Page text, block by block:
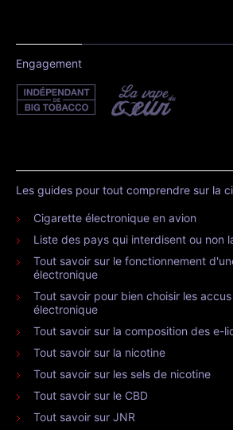
Engagement
Les guides pour tout comprendre sur la
Cigarette électronique en avion
Liste des pays qui interdisent ou non
Tout savoir sur le fonctionnement
électronique
Tout savoir pour bien choisir les
électronique
Tout savoir sur la composition des e-
Tout savoir sur la nicotine
Tout savoir sur les sels de nicotine
Tout savoir sur le CBD
Tout savoir sur JNR